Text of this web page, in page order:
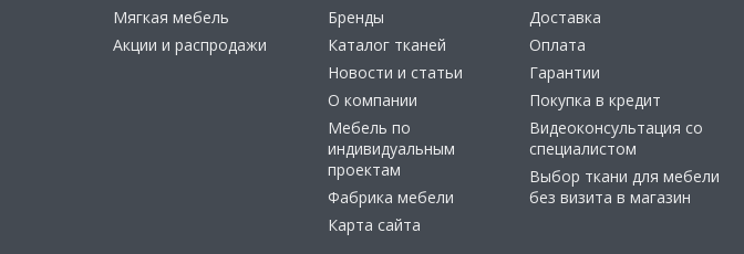
Мягкая мебель
Акции и распродажи
Бренды
Каталог тканей
Новости и статьи
О компании
Мебель по
индивидуальным
проектам
Фабрика мебели
Карта сайта
Доставка
Оплата
Гарантии
Покупка в кредит
Видеоконсультация со
специалистом
Выбор ткани для мебели
без визита в магазин